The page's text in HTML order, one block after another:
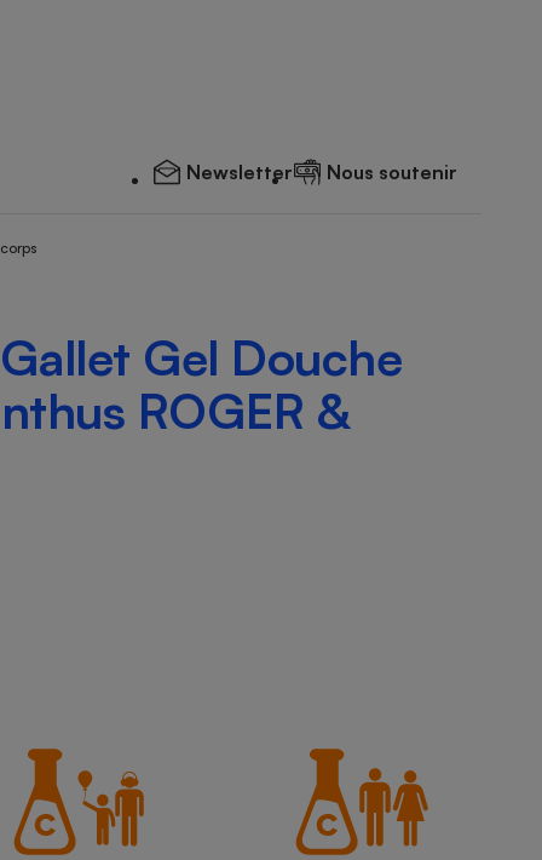
Newsletter Nous soutenir
Gel Douche
ROGER &